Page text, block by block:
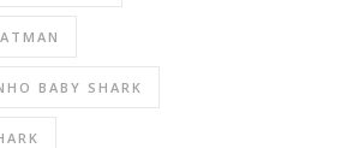
BABY SHARK